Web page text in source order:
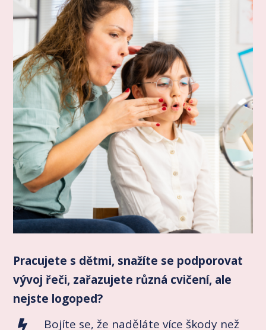
Pracujete s dětmi, snažíte se podporovat
vývoj řeči, zařazujete různá cvičení, ale
nejste logoped?
Bojíte se, že naděláte více škody než